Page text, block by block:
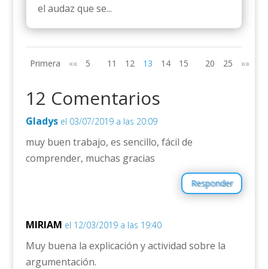
el audaz que se...
Primera «« 5 11 12 13 14 15 20 25 »»
12 Comentarios
Gladys el 03/07/2019 a las 20:09
muy buen trabajo, es sencillo, fácil de
comprender, muchas gracias
Responder
MIRIAM el 12/03/2019 a las 19:40
Muy buena la explicación y actividad sobre la
argumentación.